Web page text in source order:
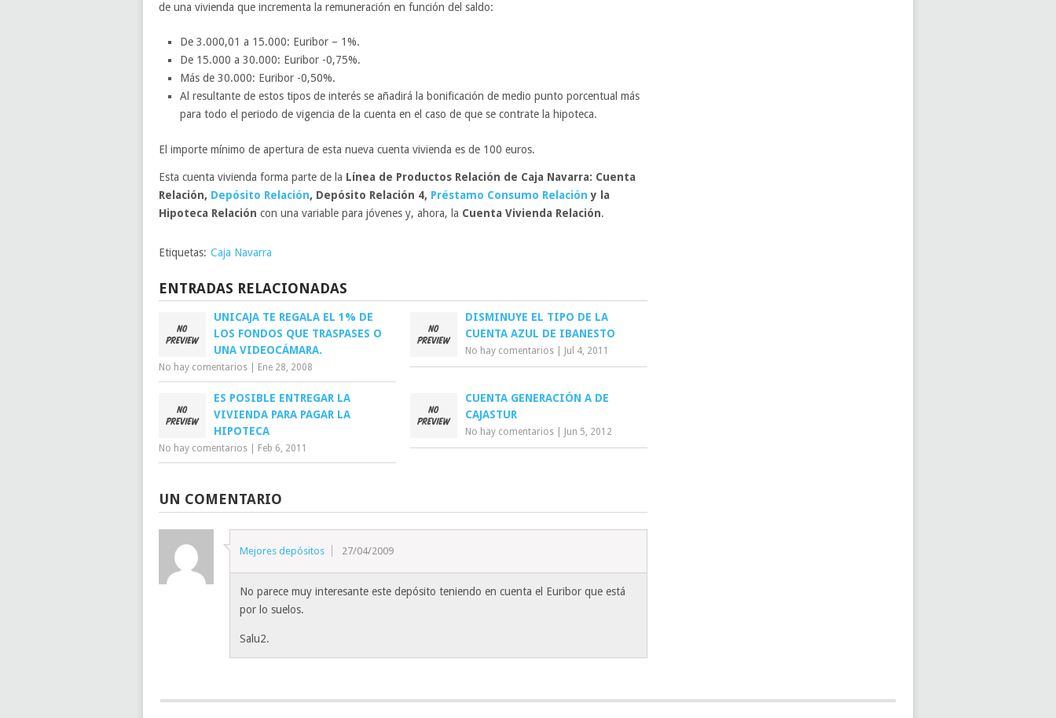
de una vivienda que incrementa la remuneración en función del saldo:
De 3.000,01 a 15.000: Euribor – 1%.
De 15.000 a 30.000: Euribor -0,75%.
Más de 30.000: Euribor -0,50%.
Al resultante de estos tipos de interés se añadirá la bonificación de medio punto porcentual más
para todo el periodo de vigencia de la cuenta en el caso de que se contrate la hipoteca.
El importe mínimo de apertura de esta nueva cuenta vivienda es de 100 euros.
Esta cuenta vivienda forma parte de la Línea de Productos Relación de Caja Navarra: Cuenta
Relación, Depósito Relación, Depósito Relación 4, Préstamo Consumo Relación y la
Hipoteca Relación con una variable para jóvenes y, ahora, la Cuenta Vivienda Relación.
Etiquetas: Caja Navarra
ENTRADAS RELACIONADAS
UNICAJA TE REGALA EL 1% DE
LOS FONDOS QUE TRASPASES O
UNA VIDEOCÁMARA.
No hay comentarios Ene 28, 2008
DISMINUYE EL TIPO DE LA
CUENTA AZUL DE IBANESTO
No hay comentarios Jul 4, 2011
ES POSIBLE ENTREGAR LA
VIVIENDA PARA PAGAR LA
HIPOTECA
No hay comentarios Feb 6, 2011
CUENTA GENERACIÓN A DE
CAJASTUR
No hay comentarios Jun 5, 2012
UN COMENTARIO
Mejores depósitos 27/04/2009
No parece muy interesante este depósito teniendo en cuenta el Euribor que está
por lo suelos.
Salu2.